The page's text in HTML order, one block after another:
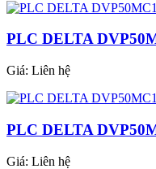
PLC DELTA
Giá: Liên hệ
PLC DELTA
Giá: Liên hệ